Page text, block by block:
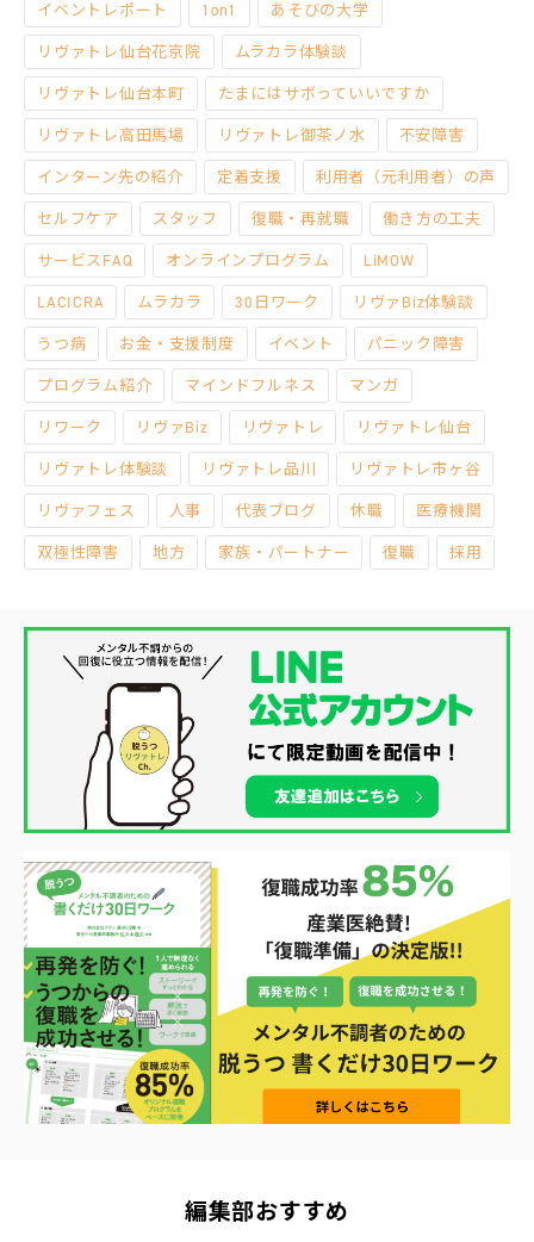
イベントレポート 1on1 あそびの大学
リヴァトレ仙台花京院 ムラカラ体験談
リヴァトレ仙台本町 たまにはサボっていいですか
リヴァトレ高田馬場 リヴァトレ御茶ノ水 不安障害
インターン先の紹介 定着支援 利用者（元利用者）の声
セルフケア スタッフ 復職・再就職 働き方の工夫
サービスFAQ オンラインプログラム LiMOW
LACICRA ムラカラ 30日ワーク リヴァBiz体験談
うつ病 お金・支援制度 イベント パニック障害
プログラム紹介 マインドフルネス マンガ
リワーク リヴァBiz リヴァトレ リヴァトレ仙台
リヴァトレ体験談 リヴァトレ品川 リヴァトレ市ヶ谷
リヴァフェス 人事 代表ブログ 休職 医療機関
双極性障害 地方 家族・パートナー 復職 採用
編集部おすすめ